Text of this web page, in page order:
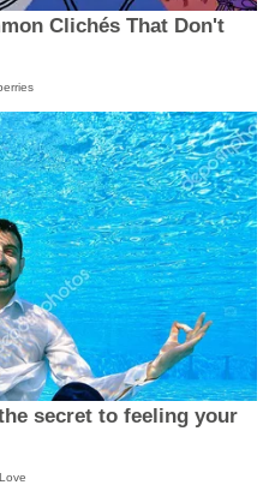
Clichés That Don't
secret to feeling your